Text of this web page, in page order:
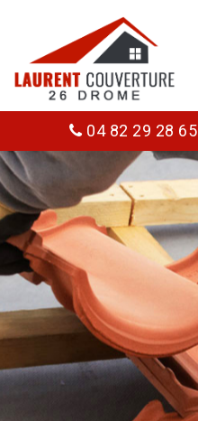
04 82 29 28 65